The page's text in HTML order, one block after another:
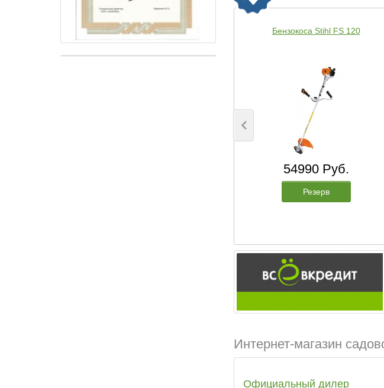
Бензокоса Stihl FS 120
54990 Руб.
Резерв
Интернет-магазин
Официальный дилер